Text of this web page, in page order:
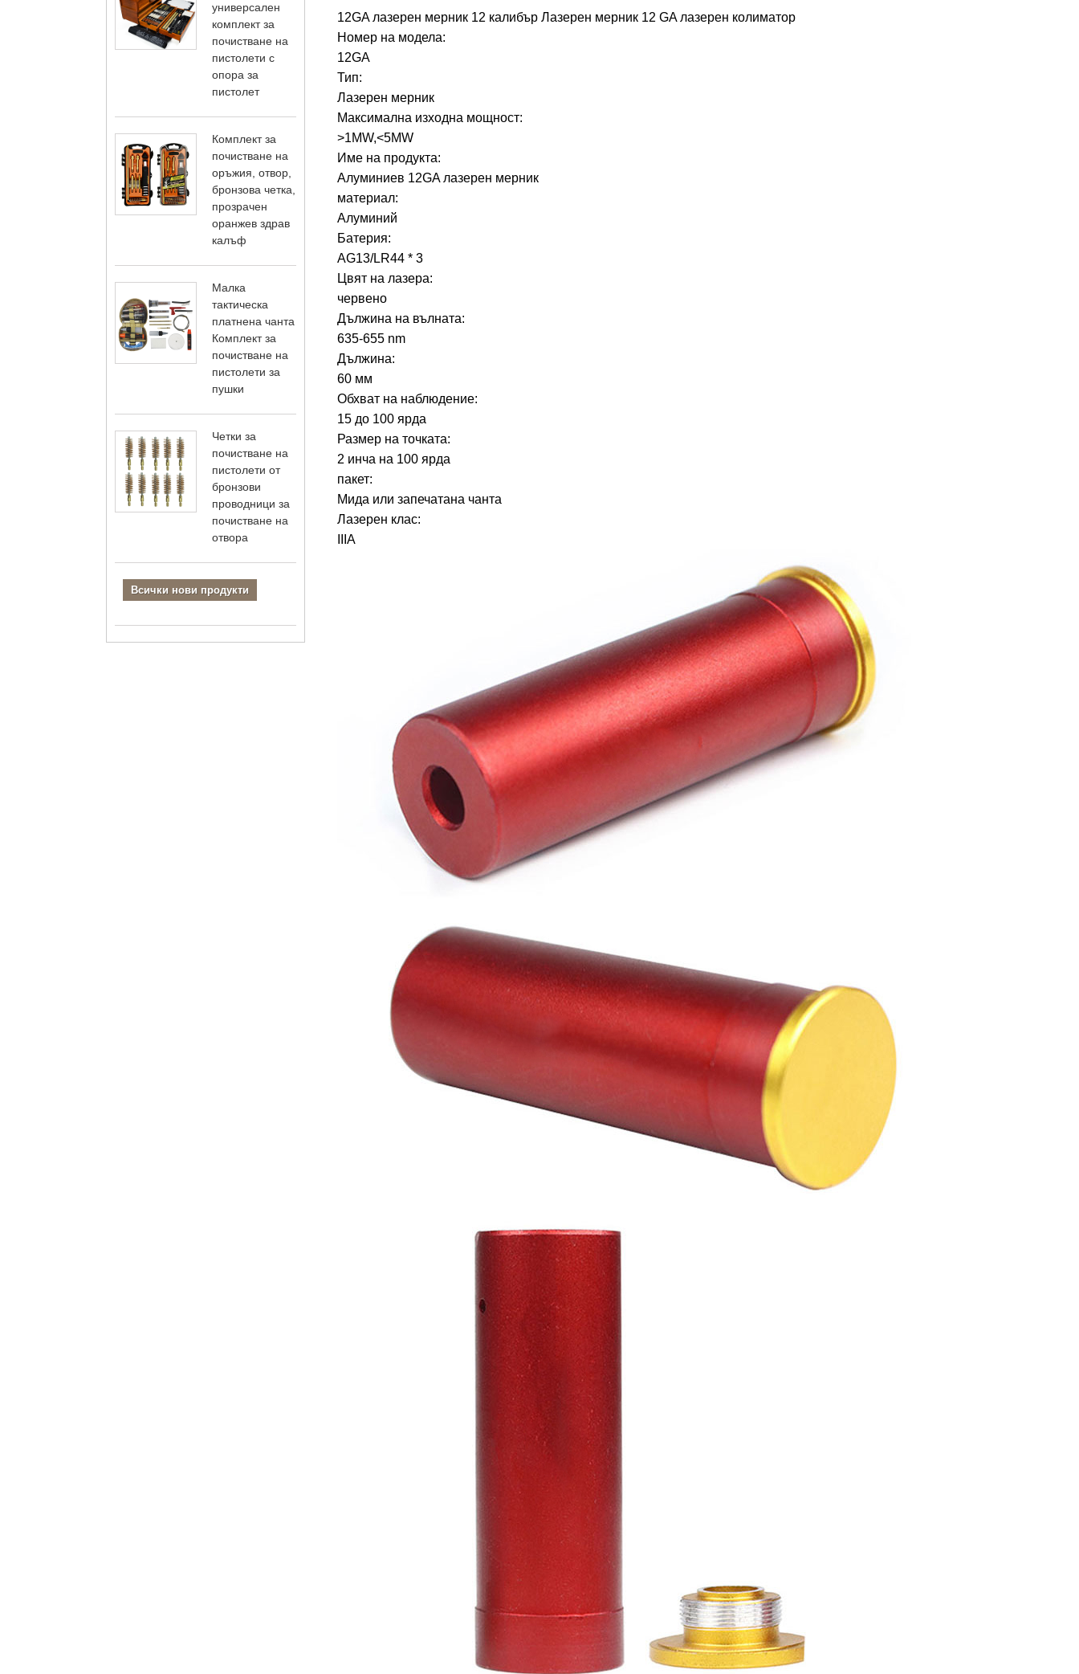
универсален
комплект за
почистване на
пистолети с
опора за
пистолет
Комплект за
почистване на
оръжия, отвор,
бронзова четка,
прозрачен
оранжев здрав
калъф
Малка
тактическа
платнена чанта
Комплект за
почистване на
пистолети за
пушки
Четки за
почистване на
пистолети от
бронзови
проводници за
почистване на
отвора
Всички нови продукти
12GA лазерен мерник 12 калибър Лазерен мерник 12 GA лазерен колиматор
Номер на модела:
12GA
Тип:
Лазерен мерник
Максимална изходна мощност:
>1MW,<5MW
Име на продукта:
Алуминиев 12GA лазерен мерник
материал:
Алуминий
Батерия:
AG13/LR44 * 3
Цвят на лазера:
червено
Дължина на вълната:
635-655 nm
Дължина:
60 мм
Обхват на наблюдение:
15 до 100 ярда
Размер на точката:
2 инча на 100 ярда
пакет:
Мида или запечатана чанта
Лазерен клас:
IIIA